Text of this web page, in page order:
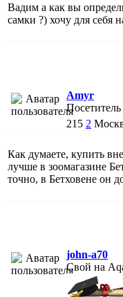
Вадим а как вы
самки ?) хочу для себя
Amyr
Посетитель
215 2
Как думаете, купить
лучше в зоомагазине
точно, в Бетховене он
john-a70
Свой на